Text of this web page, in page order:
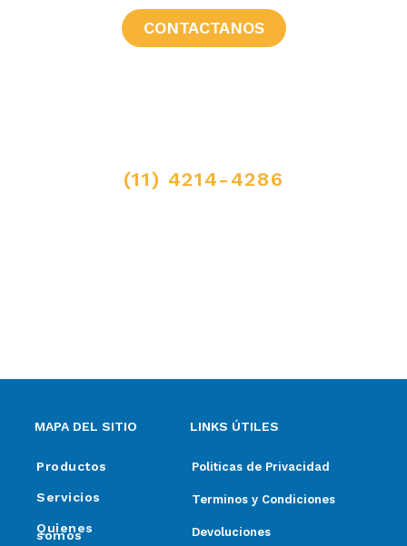
CONTACTANOS
(11) 4214-4286
MAPA DEL SITIO
Productos
Servicios
Quienes
somos
LINKS ÚTILES
Politicas de Privacidad
Terminos y Condiciones
Devoluciones